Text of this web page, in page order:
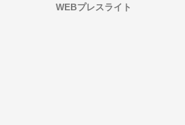
WEBプレスライト